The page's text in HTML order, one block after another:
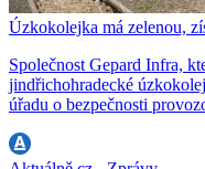
Úzkokolejka má zelenou,
Společnost Gepard Infra,
jindřichohradecké
úřadu o bezpečnosti